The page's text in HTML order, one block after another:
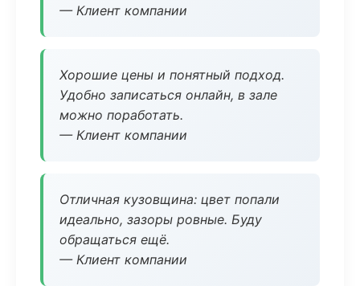
— Клиент компании
Хорошие цены и понятный подход.
Удобно записаться онлайн, в зале
можно поработать.
— Клиент компании
Отличная кузовщина: цвет попали
идеально, зазоры ровные. Буду
обращаться ещё.
— Клиент компании